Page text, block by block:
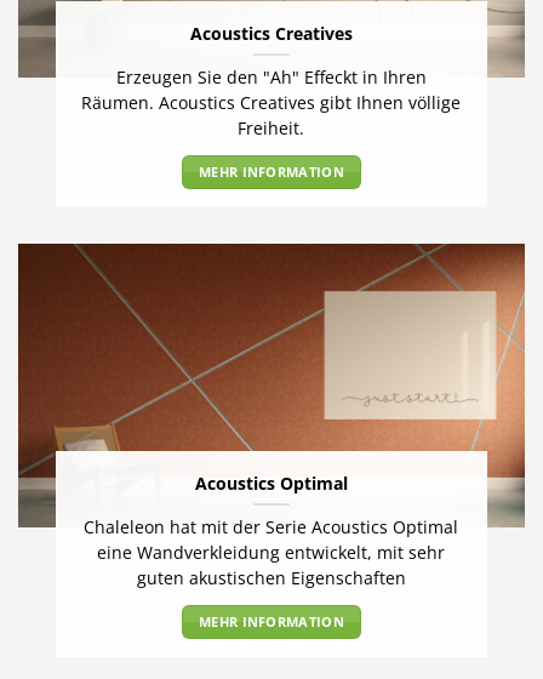
Acoustics Creatives
Erzeugen Sie den "Ah" Effeckt in Ihren
Räumen. Acoustics Creatives gibt Ihnen völlige
Freiheit.
MEHR INFORMATION
Acoustics Optimal
Chaleleon hat mit der Serie Acoustics Optimal
eine Wandverkleidung entwickelt, mit sehr
guten akustischen Eigenschaften
MEHR INFORMATION